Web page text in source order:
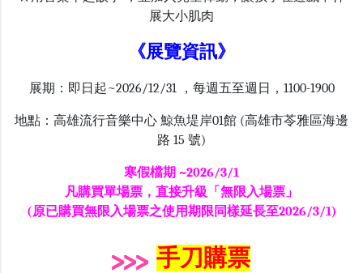
展大小肌肉
《展覽資訊》
展期： 即日起~2026/12/31 ，每週五至週日，1100-1900
地點：高雄流行音樂中心 鯨魚堤岸01館 (高雄市苓雅區海邊
路 15 號)
寒假檔期 ~2026/3/1
凡購買單場票，直接升級「無限入場票」
(原已購買無限入場票之使用期限同樣延長至2026/3/1)
手刀購票